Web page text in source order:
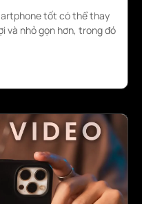
tốt có thể thay
và nhỏ gọn hơn, trong đó